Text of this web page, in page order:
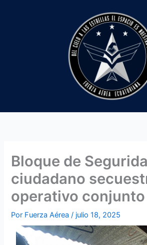
Bloque de
ciudadano
operativo conjunto
Por Fuerza Aérea/ julio 18, 2025